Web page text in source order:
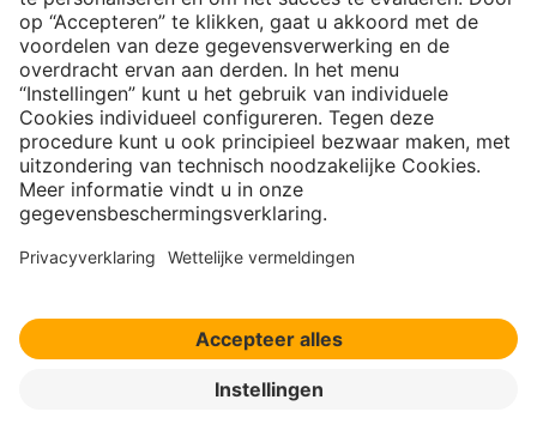
Nieuwsbrief
Aanmelden →
Over ons
|Privacy policy